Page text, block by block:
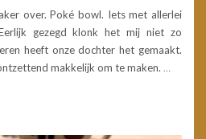
over. Poké bowl. Iets met allerlei
gezegd klonk het mij niet zo
heeft onze dochter het gemaakt.
makkelijk om te maken. …